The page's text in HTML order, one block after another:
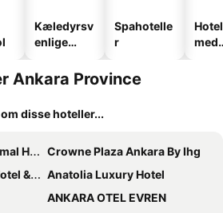
Kæledyrsv
enlige
Spahotelle
r
med
Ankara Province
disse hoteller...
Center
Crowne Plaza Ankara By Ihg
Spa
Anatolia Luxury Hotel
ANKARA OTEL EVREN